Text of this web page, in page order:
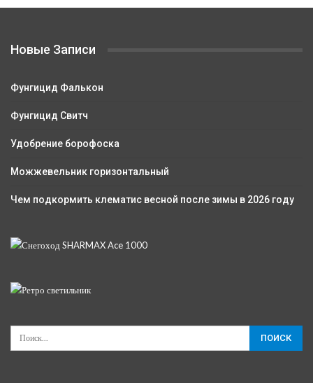
Новые Записи
Фунгицид Фалькон
Фунгицид Свитч
Удобрение борофоска
Можжевельник горизонтальный
Чем подкормить клематис весной после зимы в 2026 году